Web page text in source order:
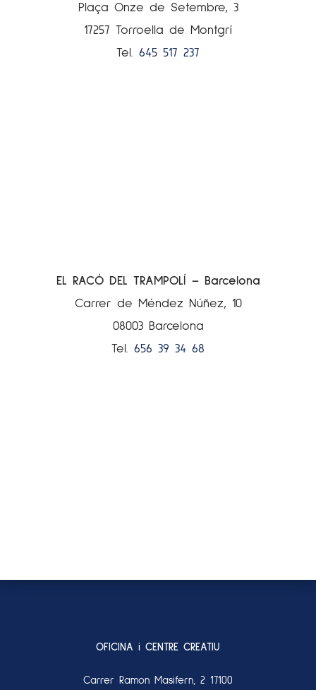
Plaça Onze de Setembre, 3
17257 Torroella de Montgrí
Tel. 645 517 237
EL RACÓ DEL TRAMPOLÍ – Barcelona
Carrer de Méndez Núñez, 10
08003 Barcelona
Tel. 656 39 34 68
OFICINA i CENTRE CREATIU
Carrer Ramon Masifern, 2 17100